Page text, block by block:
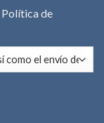
Política de